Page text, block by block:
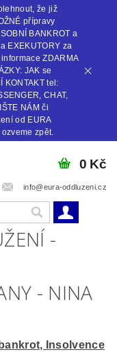
že již
přípravy
BANKROT a
EXEKUTORY za
ZDARMA
JAK se
KONTAKT tel:
CHAT,
NÁM či
od EURA
zpět.
info@eura-oddluzeni.cz
0 Kč
-
- NINA
Insolvence